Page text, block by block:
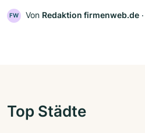
FW Von Redaktion firmenweb.de ‧
Top Städte